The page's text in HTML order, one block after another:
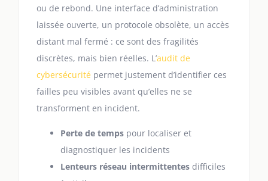
ou de rebond. Une interface d’administration
laissée ouverte, un protocole obsolète, un accès
distant mal fermé : ce sont des fragilités
discrètes, mais bien réelles. L’audit de
cybersécurité permet justement d’identifier ces
failles peu visibles avant qu’elles ne se
transforment en incident.
Perte de temps pour localiser et
diagnostiquer les incidents
Lenteurs réseau intermittentes difficiles